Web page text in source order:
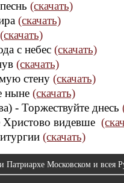
(скачать)
(скачать)
(скачать)
с небес (скачать)
(скачать)
стену (скачать)
ныне (скачать)
- Торжествуйте днесь
Христово видевше
(скачать)
Московском и всея